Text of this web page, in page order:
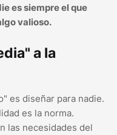
es siempre el que
valioso.
a la
es diseñar para nadie.
es la norma.
las necesidades del